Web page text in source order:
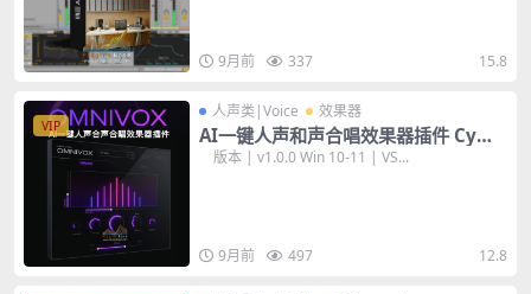
9月前 337 15.8
VIP
人声类|Voice 效果器
AI一键人声和声合唱效果器插件 Cyma
tics OMNIVOX Harmony Engine v
版本 | v1.0.0 Win 10-11 | VS...
9月前 497 12.8